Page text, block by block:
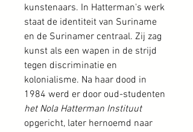
kunstenaars. In Hatterman's werk
staat de identiteit van Suriname
en de Surinamer centraal. Zij zag
kunst als een wapen in de strijd
tegen discriminatie en
kolonialisme. Na haar dood in
1984 werd er door oud-studenten
het Nola Hatterman Instituut
opgericht, later hernoemd naar